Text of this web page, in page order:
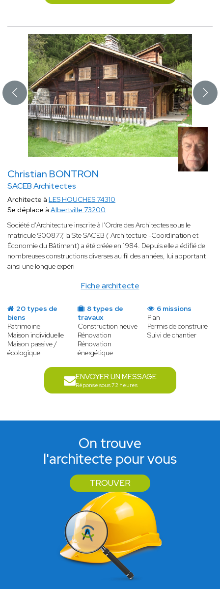
Christian BONTRON
SACEB Architectes
Fiche architecte
Architecte à LES HOUCHES 74310
Se déplace à Albertville 73200
Société d'Architecture inscrite à l'Ordre des Architectes sous le
matricule S00877, la Ste SACEB ( Architecture -Coordination et
Économie du Bâtiment) a été créée en 1984. Depuis elle a édifié de
nombreuses constructions diverses au fil des années, lui apportant
ainsi une longue expéri
20 types de
biens
Patrimoine
Maison individuelle
Maison passive /
écologique
8 types de
travaux
Construction neuve
Rénovation
Rénovation
énergétique
6 missions
Plan
Permis de construire
Suivi de chantier
ENVOYER UN MESSAGE
Réponse sous 72 heures
On trouve
l'architecte pour vous
TROUVER